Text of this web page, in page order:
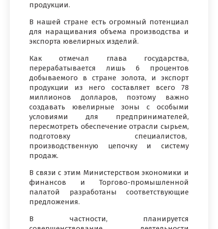
продукции.
В нашей стране есть огромный потенциал
для наращивания объема производства и
экспорта ювелирных изделий.
Как отмечал глава государства,
перерабатывается лишь 6 процентов
добываемого в стране золота, и экспорт
продукции из него составляет всего 78
миллионов долларов, поэтому важно
создавать ювелирные зоны с особыми
условиями для предпринимателей,
пересмотреть обеспечение отрасли сырьем,
подготовку специалистов,
производственную цепочку и систему
продаж.
В связи с этим Министерством экономики и
финансов и Торгово-промышленной
палатой разработаны соответствующие
предложения.
В частности, планируется